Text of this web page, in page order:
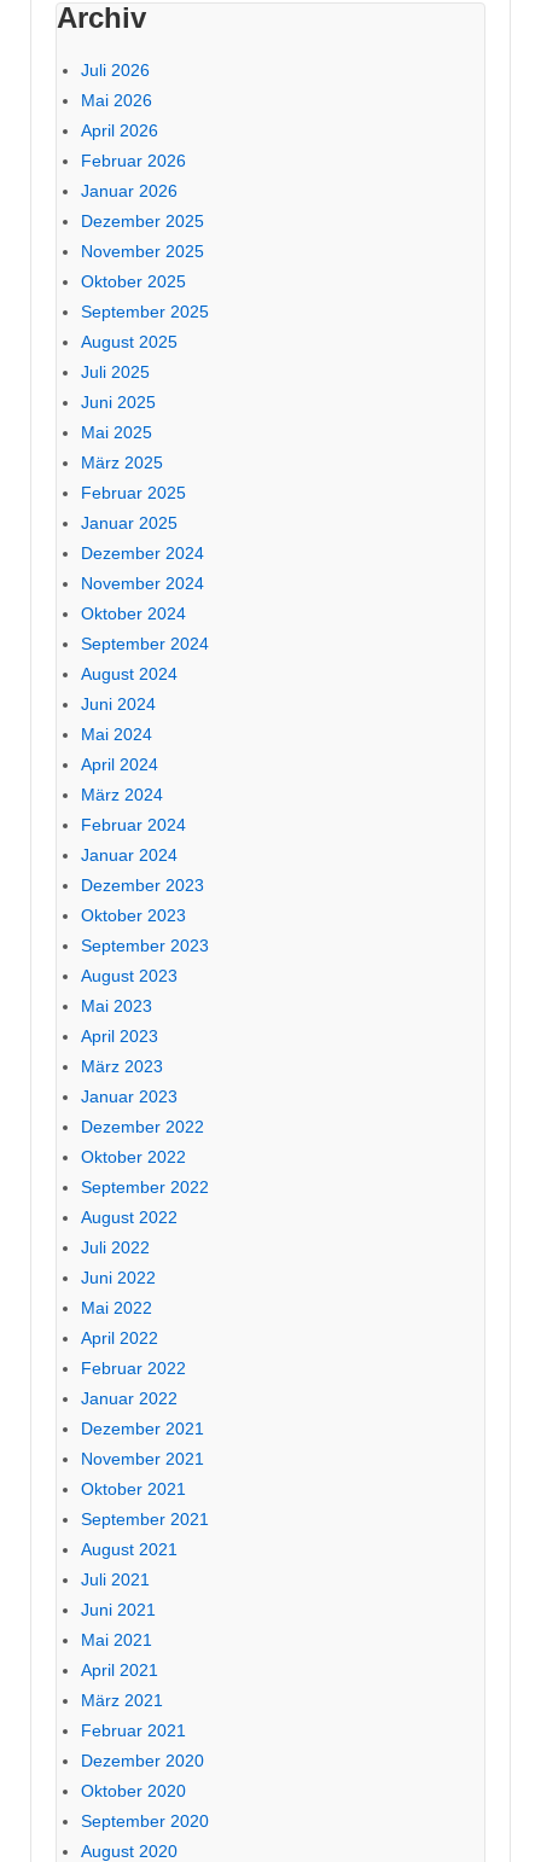
Archiv
Juli 2026
Mai 2026
April 2026
Februar 2026
Januar 2026
Dezember 2025
November 2025
Oktober 2025
September 2025
August 2025
Juli 2025
Juni 2025
Mai 2025
März 2025
Februar 2025
Januar 2025
Dezember 2024
November 2024
Oktober 2024
September 2024
August 2024
Juni 2024
Mai 2024
April 2024
März 2024
Februar 2024
Januar 2024
Dezember 2023
Oktober 2023
September 2023
August 2023
Mai 2023
April 2023
März 2023
Januar 2023
Dezember 2022
Oktober 2022
September 2022
August 2022
Juli 2022
Juni 2022
Mai 2022
April 2022
Februar 2022
Januar 2022
Dezember 2021
November 2021
Oktober 2021
September 2021
August 2021
Juli 2021
Juni 2021
Mai 2021
April 2021
März 2021
Februar 2021
Dezember 2020
Oktober 2020
September 2020
August 2020